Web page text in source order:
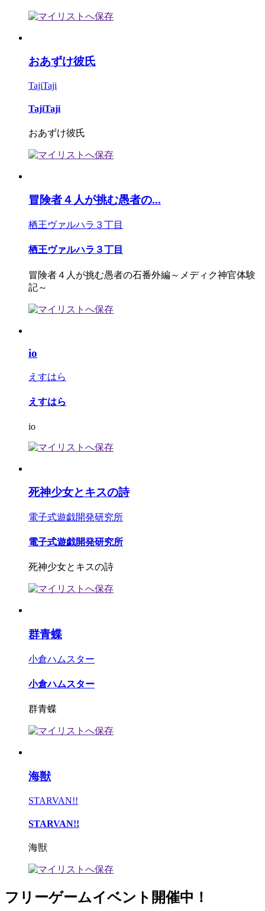
おあずけ彼氏
TajiTaji
TajiTaji
おあずけ彼氏
冒険者４人が挑む愚者の...
栖王ヴァルハラ３丁目
栖王ヴァルハラ３丁目
冒険者４人が挑む愚者の石番外編～メディク神官体験
記～
io
えすはら
えすはら
io
死神少女とキスの詩
電子式遊戯開発研究所
電子式遊戯開発研究所
死神少女とキスの詩
群青蝶
小倉ハムスター
小倉ハムスター
群青蝶
海獣
STARVAN!!
STARVAN!!
海獣
フリーゲームイベント開催中！